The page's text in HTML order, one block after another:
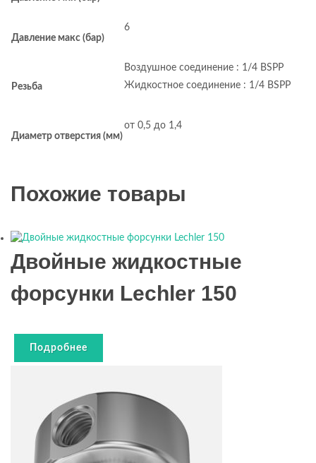
Давление макс (бар)
6
Резьба
Воздушное соединение : 1/4 BSPP
Жидкостное соединение : 1/4 BSPP
Диаметр отверстия (мм)
от 0,5 до 1,4
Похожие товары
Двойные жидкостные
форсунки Lechler 150
Подробнее